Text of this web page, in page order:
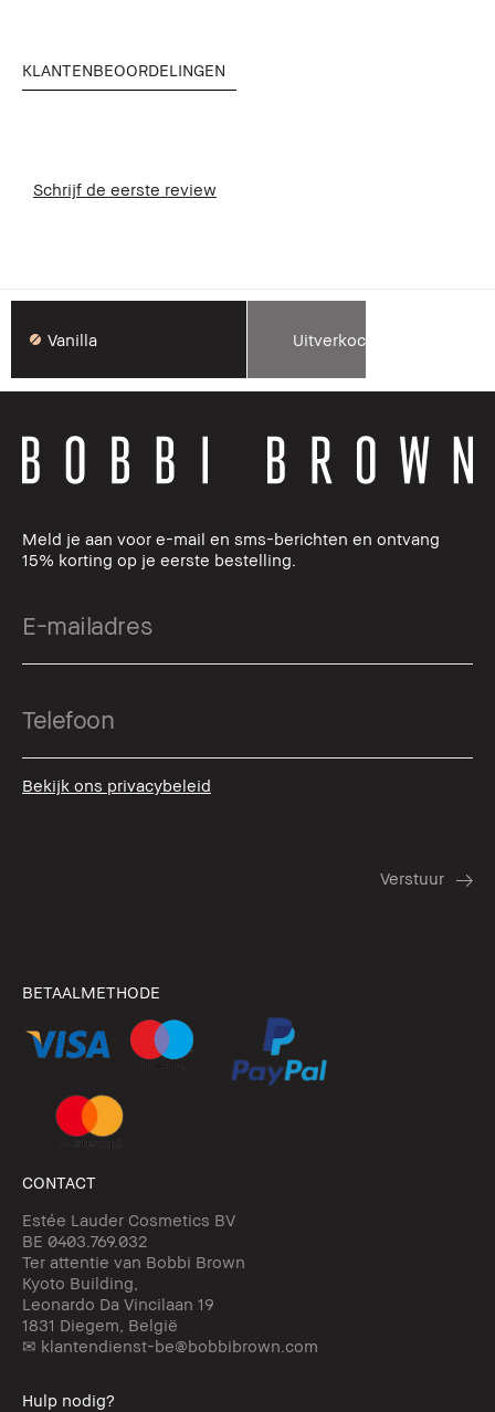
KLANTENBEOORDELINGEN
Schrijf de eerste review
Vanilla Uitverkocht
Meld je aan voor e-mail en sms-berichten en ontvang
15% korting op je eerste bestelling.
Bekijk ons privacybeleid
BETAALMETHODE
CONTACT
Estée Lauder Cosmetics BV
BE 0403.769.032
Ter attentie van Bobbi Brown
Kyoto Building,
Leonardo Da Vincilaan 19
1831 Diegem, België
✉ klantendienst-be@bobbibrown.com
Hulp nodig?